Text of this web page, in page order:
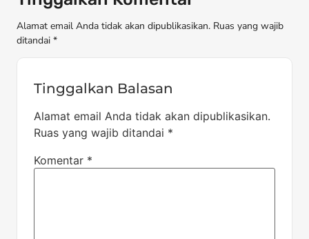
Alamat email Anda tidak akan dipublikasikan. Ruas yang wajib
ditandai *
Tinggalkan Balasan
Alamat email Anda tidak akan dipublikasikan.
Ruas yang wajib ditandai *
Komentar *